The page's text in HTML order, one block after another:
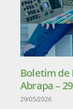
Boletim de
Abrapa –
29/05/2026